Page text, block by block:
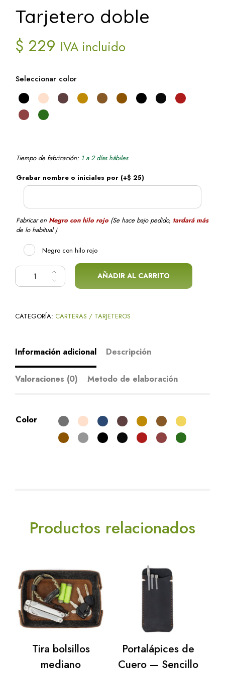
Tarjetero doble
$ 229 IVA incluido
Seleccionar color
Tiempo de fabricación: 1 a 2 días hábiles
Grabar nombre o iniciales por (+$ 25)
Fabricar en Negro con hilo rojo (Se hace bajo pedido, tardará más
de lo habitual )
Negro con hilo rojo
Tarjetero doble cantidad
AÑADIR AL CARRITO
CATEGORÍA: CARTERAS / TARJETEROS
Información adicional Descripción
Valoraciones (0) Metodo de elaboración
Color
Productos relacionados
Tira bolsillos
mediano
Portalápices de
Cuero — Sencillo